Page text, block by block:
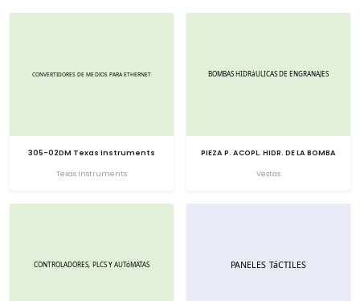
305-02DM Texas Instruments
Texas Instruments
PIEZA P. ACOPL. HIDR. DE LA BOMBA
Vestas